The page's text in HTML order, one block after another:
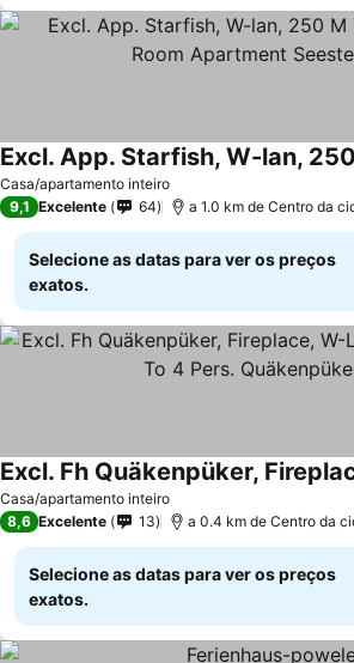
Casa/apartamento inteiro
9,1 Excelente 64 a 1.0 km de Centro da
Selecione as datas para ver os preços
exatos.
Casa/apartamento inteiro
8,6 Excelente 13 a 0.4 km de Centro da
Selecione as datas para ver os preços
exatos.